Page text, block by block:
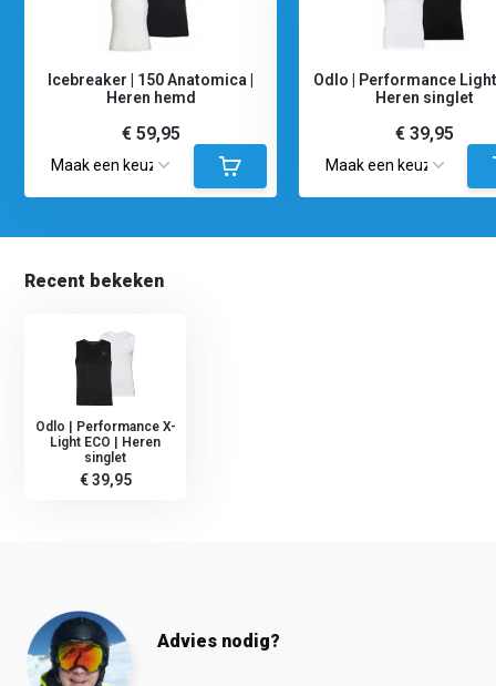
Icebreaker | 150 Anatomica |
Heren hemd
€ 59,95
Odlo | Performance Light
Heren singlet
€ 39,95
Recent bekeken
Odlo | Performance X-
Light ECO | Heren
singlet
€ 39,95
Advies nodig?